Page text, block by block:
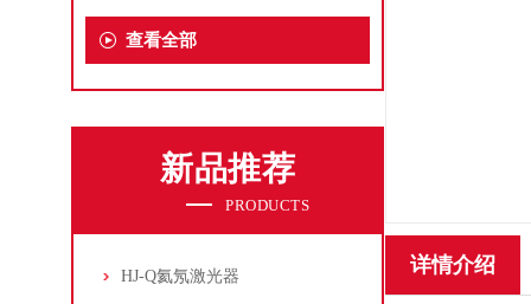
查看全部
新品推荐
PRODUCTS
HJ-Q氦氖激光器 详情介绍